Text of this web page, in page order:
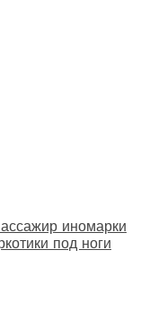
иномарки
под ноги